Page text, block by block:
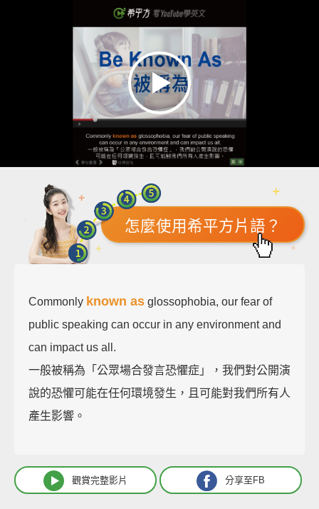
怎麼使用希平方片語？
Commonly known as glossophobia, our fear of
public speaking can occur in any environment and
can impact us all.
一般被稱為「公眾場合發言恐懼症」，我們對公開演
說的恐懼可能在任何環境發生，且可能對我們所有人
產生影響。
觀賞完整影片 分享至FB